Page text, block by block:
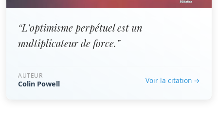
“L'optimisme perpétuel est un
multiplicateur de force.”
AUTEUR
Colin Powell Voir la citation →